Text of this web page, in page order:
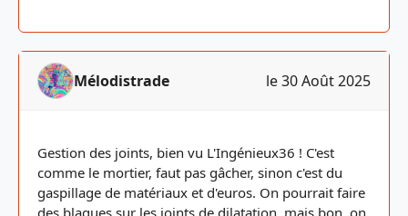
Mélodistrade le 30 Août 2025
Gestion des joints, bien vu L'Ingénieux36 ! C'est
comme le mortier, faut pas gâcher, sinon c'est du
gaspillage de matériaux et d'euros. On pourrait faire
des blagues sur les joints de dilatation, mais bon, on